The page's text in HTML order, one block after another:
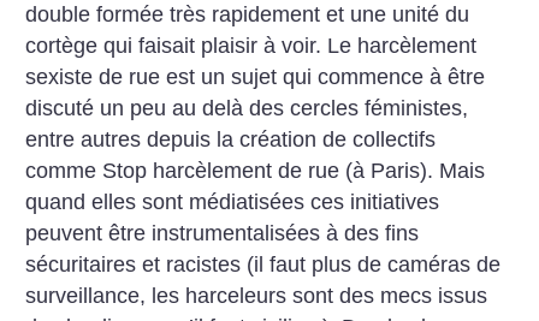
double formée très rapidement et une unité du
cortège qui faisait plaisir à voir. Le harcèlement
sexiste de rue est un sujet qui commence à être
discuté un peu au delà des cercles féministes,
entre autres depuis la création de collectifs
comme Stop harcèlement de rue (à Paris). Mais
quand elles sont médiatisées ces initiatives
peuvent être instrumentalisées à des fins
sécuritaires et racistes (il faut plus de caméras de
surveillance, les harceleurs sont des mecs issus